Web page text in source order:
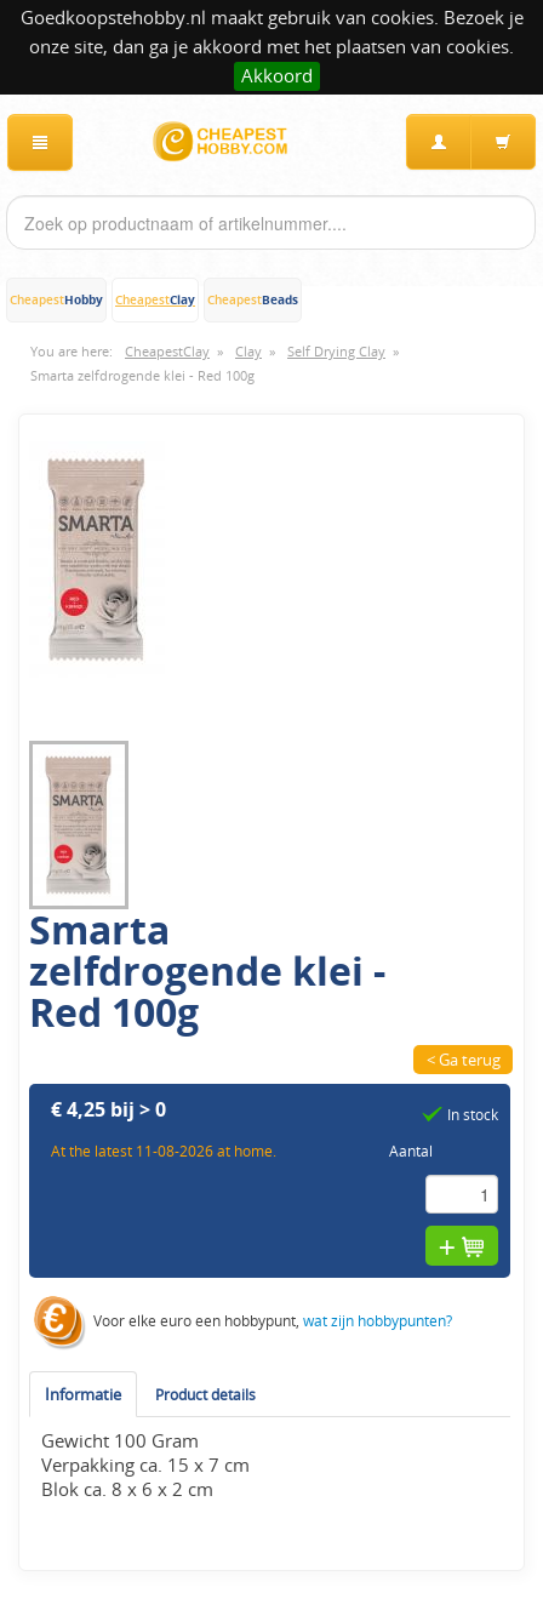
Goedkoopstehobby.nl maakt gebruik van cookies. Bezoek je
onze site, dan ga je akkoord met het plaatsen van cookies.
Akkoord
CheapestHobby CheapestClay CheapestBeads
You are here: CheapestClay » Clay » Self Drying Clay »
Smarta zelfdrogende klei - Red 100g
Smarta
zelfdrogende klei -
Red 100g
< Ga terug
€ 4,25 bij > 0
At the latest 11-08-2026 at home.
In stock
Aantal
Voor elke euro een hobbypunt,wat zijn hobbypunten?
Informatie Product details
Gewicht 100 Gram
Verpakking ca. 15 x 7 cm
Blok ca. 8 x 6 x 2 cm